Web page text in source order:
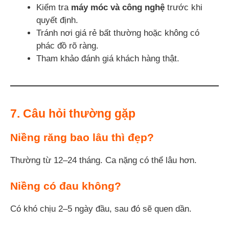
Kiểm tra máy móc và công nghệ trước khi
quyết định.
Tránh nơi giá rẻ bất thường hoặc không có
phác đồ rõ ràng.
Tham khảo đánh giá khách hàng thật.
7. Câu hỏi thường gặp
Niềng răng bao lâu thì đẹp?
Thường từ 12–24 tháng. Ca nặng có thể lâu hơn.
Niềng có đau không?
Có khó chịu 2–5 ngày đầu, sau đó sẽ quen dần.